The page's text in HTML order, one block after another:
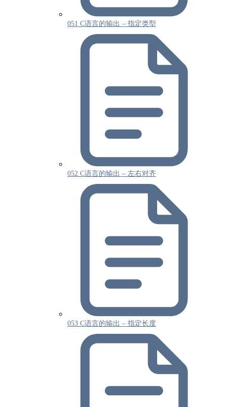
051 C语言的输出 – 指定类型
052 C语言的输出 – 左右对齐
053 C语言的输出 – 指定长度